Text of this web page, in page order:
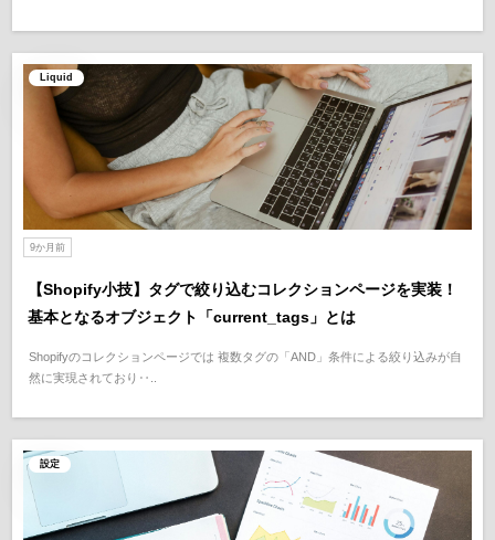
Liquid
9か月前
【Shopify小技】タグで絞り込むコレクションページを実装！
基本となるオブジェクト「current_tags」とは
Shopifyのコレクションページでは 複数タグの「AND」条件による絞り込みが自
然に実現されており‥..
設定